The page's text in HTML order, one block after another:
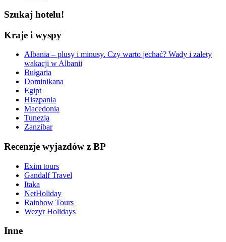
Szukaj hotelu!
Kraje i wyspy
Albania – plusy i minusy. Czy warto jechać? Wady i zalety
wakacji w Albanii
Bułgaria
Dominikana
Egipt
Hiszpania
Macedonia
Tunezja
Zanzibar
Recenzje wyjazdów z BP
Exim tours
Gandalf Travel
Itaka
NetHoliday
Rainbow Tours
Wezyr Holidays
Inne